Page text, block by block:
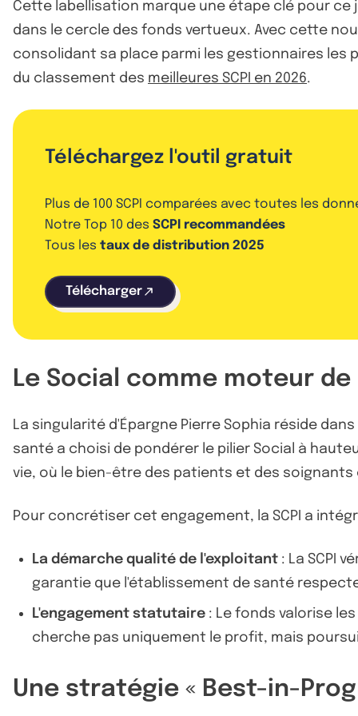
Cette labellisation marque une étape clé pour ce
dans le cercle des fonds vertueux. Avec cette
consolidant sa place parmi les gestionnaires les
du classement des meilleures SCPI en 2026.
Téléchargez l'outil gratuit
Plus de 100 SCPI comparées avec toutes les
Notre Top 10 des SCPI recommandées
Tous les taux de distribution 2025
Télécharger
Le Social comme moteur
La singularité d'Épargne Pierre Sophia réside
santé a choisi de pondérer le pilier Social à
vie, où le bien-être des patients et des soignants
Pour concrétiser cet engagement, la SCPI a
La démarche qualité de l'exploitant : La SCPI
garantie que l'établissement de santé
L'engagement statutaire : Le fonds valorise
cherche pas uniquement le profit, mais
Une stratégie « Best-in-